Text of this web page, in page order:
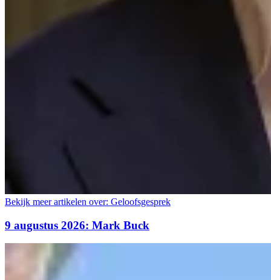
Bekijk meer artikelen over: Geloofsgesprek
9 augustus 2026: Mark Buck